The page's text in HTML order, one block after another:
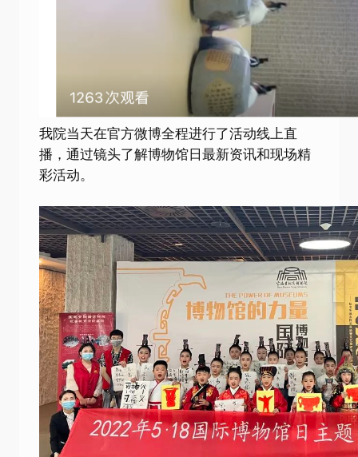
我院当天在官方微博全程进行了活动线上直
播，通过镜头了解博物馆日最新资讯和现场精
彩活动。